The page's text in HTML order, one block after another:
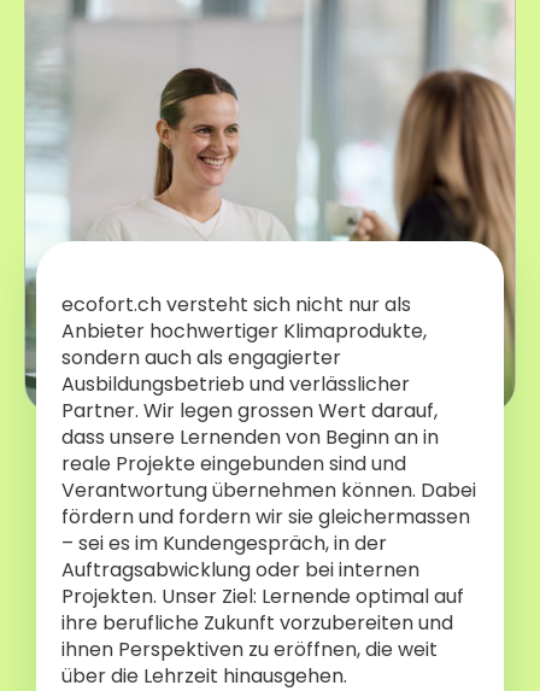
ecofort.ch versteht sich nicht nur als
Anbieter hochwertiger Klimaprodukte,
sondern auch als engagierter
Ausbildungsbetrieb und verlässlicher
Partner. Wir legen grossen Wert darauf,
dass unsere Lernenden von Beginn an in
reale Projekte eingebunden sind und
Verantwortung übernehmen können. Dabei
fördern und fordern wir sie gleichermassen
– sei es im Kundengespräch, in der
Auftragsabwicklung oder bei internen
Projekten. Unser Ziel: Lernende optimal auf
ihre berufliche Zukunft vorzubereiten und
ihnen Perspektiven zu eröffnen, die weit
über die Lehrzeit hinausgehen.